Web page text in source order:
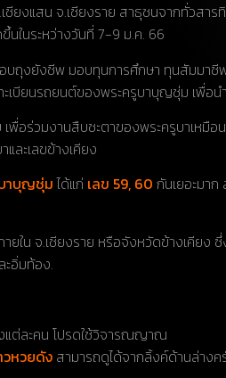
ยงแสน จ.เชียงราย สาธุชนจากทั่วสาร
ในระหว่างวันที่ 7-9 ม.ค. 66
ถุงยังชีพ มอบทุนการศึกษา ทุนสัมมาชี
เบียนรถยนต์ของพระครูบาบุญชุ่ม เพื่อน
อร่วมงานสืบชะตาของพระครูบาเหมือ
และเลขข้างเคียง
าบุญชุ่มได้แก่ เลข 59, 60 กันเยอะมา
น จ.เชียงราย หรือจังหวัดข้างเคียง
อิ่มท้อง.
แต่ละคน โปรดใช้วิจารณญาณ
วหวยดัง สามารถดูได้จากลิ้งค์ด้านล่างค